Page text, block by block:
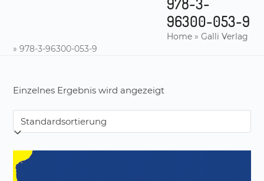
978-3-
96300-053-9
Home» Galli Verlag
»978-3-96300-053-9
Einzelnes Ergebnis wird angezeigt